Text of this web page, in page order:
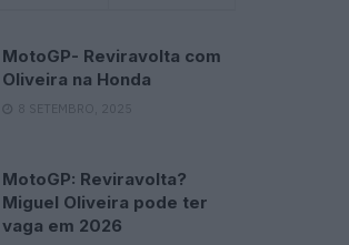
MotoGP- Reviravolta com
Oliveira na Honda
8 SETEMBRO, 2025
MotoGP: Reviravolta?
Miguel Oliveira pode ter
vaga em 2026